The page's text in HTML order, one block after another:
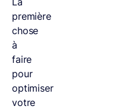
première
chose
à
faire
pour
optimiser
votre